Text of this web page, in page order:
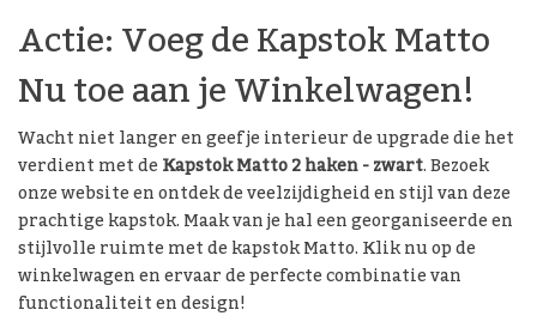
Actie: Voeg de Kapstok Matto
Nu toe aan je Winkelwagen!
Wacht niet langer en geef je interieur de upgrade die het
verdient met deKapstok Matto 2 haken - zwart. Bezoek
onze website en ontdek de veelzijdigheid en stijl van deze
prachtige kapstok. Maak van je hal een georganiseerde en
stijlvolle ruimte met de kapstok Matto. Klik nu op de
winkelwagen en ervaar de perfecte combinatie van
functionaliteit en design!